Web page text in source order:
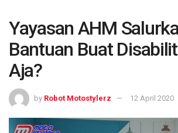
Yayasan AHM
Bantuan Buat
Aja?
by Robot Motostylerz 12 April 2020